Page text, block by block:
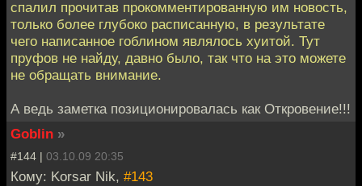
спалил прочитав прокомментированную им новость,
только более глубоко расписанную, в результате
чего написанное гоблином являлось хуитой. Тут
пруфов не найду, давно было, так что на это можете
не обращать внимание.
А ведь заметка позиционировалась как Откровение!!!
Goblin »
#144 | 03.10.09 20:35
Кому: Korsar Nik, #143